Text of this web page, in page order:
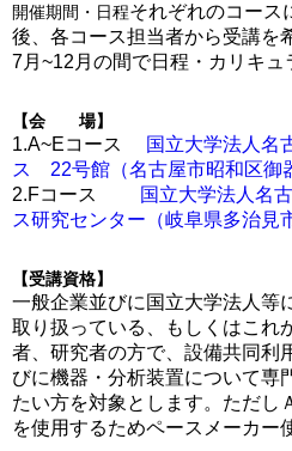
開催期間・日程それぞれのコース
後、各コース担当者から受講を
7月~12月の間で日程・カリキュ
【会 場】
1.A~Eコース
国立大学法人名
ス 22号館（名古屋市昭和区御
2.Fコース
国立大学法人名
ス研究センター（岐阜県多治見
【受講資格】
一般企業並びに国立大学法人等
取り扱っている、もしくはこれ
者、研究者の方で、設備共同利
びに機器・分析装置について専
たい方を対象とします。ただし
を使用するためペースメーカー